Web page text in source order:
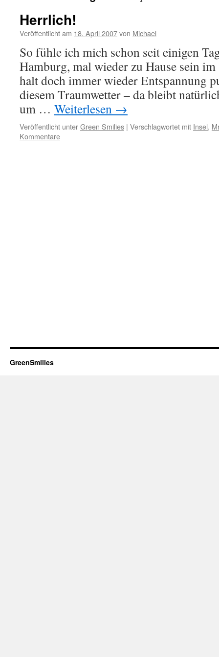
Herrlich!
Veröffentlicht am 18. April 2007von Michael
So fühle ich mich schon seit einigen
Hamburg, mal wieder zu Hause sein
halt doch immer wieder Entspannung
diesem Traumwetter – da bleibt
um … Weiterlesen →
Veröffentlicht unterGreen Smilies | Verschlagwortet mit Insel,
Kommentare
GreenSmilies